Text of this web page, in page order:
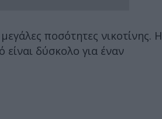
ποσότητες νικοτίνης. Η
είναι δύσκολο για έναν